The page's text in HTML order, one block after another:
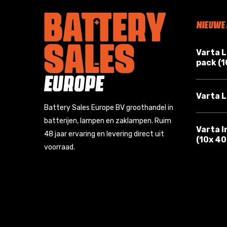
Battery Sales Europe BV groothandel in
batterijen, lampen en zaklampen. Ruim
48 jaar ervaring en levering direct uit
voorraad.
NIEUWE
Varta
pack
Varta
Varta
(10x